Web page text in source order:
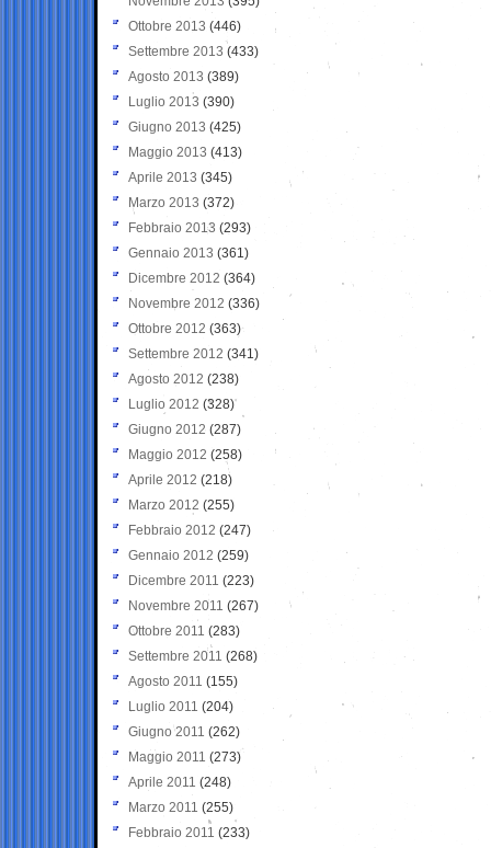
Ottobre 2013 (446)
Settembre 2013 (433)
Agosto 2013 (389)
Luglio 2013 (390)
Giugno 2013 (425)
Maggio 2013 (413)
Aprile 2013 (345)
Marzo 2013 (372)
Febbraio 2013 (293)
Gennaio 2013 (361)
Dicembre 2012 (364)
Novembre 2012 (336)
Ottobre 2012 (363)
Settembre 2012 (341)
Agosto 2012 (238)
Luglio 2012 (328)
Giugno 2012 (287)
Maggio 2012 (258)
Aprile 2012 (218)
Marzo 2012 (255)
Febbraio 2012 (247)
Gennaio 2012 (259)
Dicembre 2011 (223)
Novembre 2011 (267)
Ottobre 2011 (283)
Settembre 2011 (268)
Agosto 2011 (155)
Luglio 2011 (204)
Giugno 2011 (262)
Maggio 2011 (273)
Aprile 2011 (248)
Marzo 2011 (255)
Febbraio 2011 (233)